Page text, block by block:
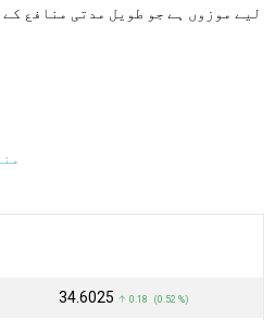
لیے موزوں ہے جو طویل مدتی منافع
₹34.6025 ↑ 0.18 (0.52 %)